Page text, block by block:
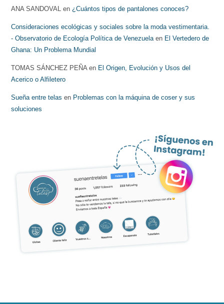
ANA SANDOVAL en¿Cuántos tipos de pantalones conoces?
Consideraciones ecológicas y sociales sobre la moda vestimentaria.
- Observatorio de Ecología Política de Venezuelaen El Vertedero de
Ghana: Un Problema Mundial
TOMAS SÁNCHEZ PEÑAen El Origen, Evolución y Usos del
Acerico o Alfiletero
Sueña entre telas en Problemas con la máquina de coser y sus
soluciones